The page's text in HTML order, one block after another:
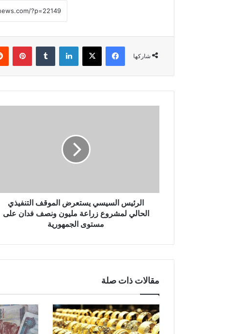
شاركها
فيسبوك لينكدإن بينتيريست
الرئيس السيسي يستعرض الموقف التنفيذي
الحالي لمشروع زراعة مليون ونصف فدان على
مستوى الجمهورية
مقالات ذات صلة